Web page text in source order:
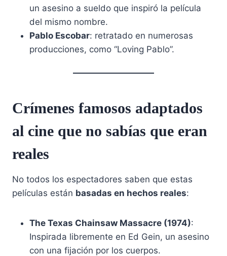
un asesino a sueldo que inspiró la película
del mismo nombre.
Pablo Escobar: retratado en numerosas
producciones, como “Loving Pablo”.
Crímenes famosos adaptados
al cine que no sabías que eran
reales
No todos los espectadores saben que estas
películas están basadas en hechos reales:
The Texas Chainsaw Massacre (1974):
Inspirada libremente en Ed Gein, un asesino
con una fijación por los cuerpos.